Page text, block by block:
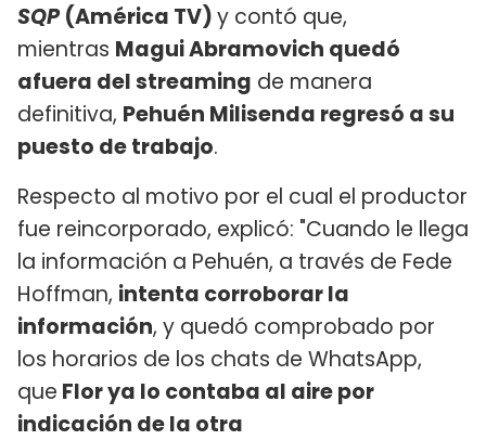
SQP(América TV)y contó que,
mientras Magui Abramovich quedó
afuera del streaming de manera
definitiva, Pehuén Milisenda regresó a su
puesto de trabajo.
Respecto al motivo por el cual el productor
fue reincorporado, explicó: "Cuando le llega
la información a Pehuén, a través de Fede
Hoffman, intenta corroborar la
información, y quedó comprobado por
los horarios de los chats de WhatsApp,
que Flor ya lo contaba al aire por
indicación de la otra